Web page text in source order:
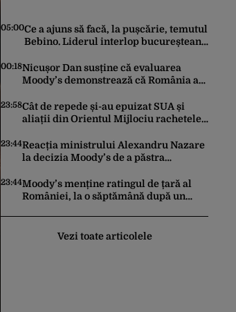
05:00Ce a ajuns să facă, la pușcărie, temutul
Bebino. Liderul interlop bucureștean,
00:18Nicușor Dan susține că evaluarea
Moody’s demonstrează că România a
încrederea investitorilor: „Totuși,
perspectiva rămâne rezervată”
23:58Cât de repede și-au epuizat SUA și
aliații din Orientul Mijlociu rachetele
23:44Reacția ministrului Alexandru Nazare
la decizia Moody’s de a păstra
„Este un răgaz, dar în niciun caz un
motiv de relaxare”
23:44Moody’s menține ratingul de țară al
României, la o săptămână după un
principala vulnerabilitate din raport
Vezi toate articolele